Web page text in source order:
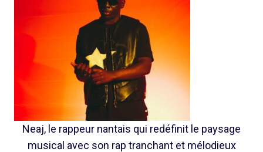
Neaj, le rappeur nantais qui redéfinit le paysage
musical avec son rap tranchant et mélodieux